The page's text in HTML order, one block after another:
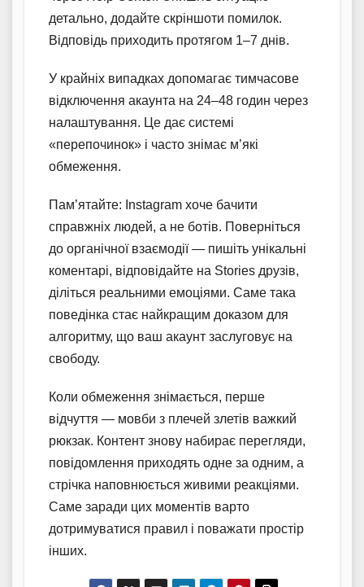
детально, додайте скріншоти помилок.
Відповідь приходить протягом 1–7 днів.
У крайніх випадках допомагає тимчасове
відключення акаунта на 24–48 годин через
налаштування. Це дає системі
«перепочинок» і часто знімає м’які
обмеження.
Пам’ятайте: Instagram хоче бачити
справжніх людей, а не ботів. Поверніться
до органічної взаємодії — пишіть унікальні
коментарі, відповідайте на Stories друзів,
діліться реальними емоціями. Саме така
поведінка стає найкращим доказом для
алгоритму, що ваш акаунт заслуговує на
свободу.
Коли обмеження знімається, перше
відчуття — мовби з плечей злетів важкий
рюкзак. Контент знову набирає перегляди,
повідомлення приходять одне за одним, а
стрічка наповнюється живими реакціями.
Саме заради цих моментів варто
дотримуватися правил і поважати простір
інших.